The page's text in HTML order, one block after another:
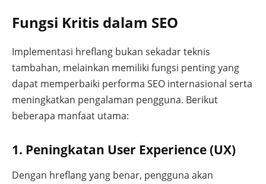
Fungsi Kritis dalam SEO
Implementasi hreflang bukan sekadar teknis
tambahan, melainkan memiliki fungsi penting yang
dapat memperbaiki performa SEO internasional serta
meningkatkan pengalaman pengguna. Berikut
beberapa manfaat utama:
1. Peningkatan User Experience (UX)
Dengan hreflang yang benar, pengguna akan